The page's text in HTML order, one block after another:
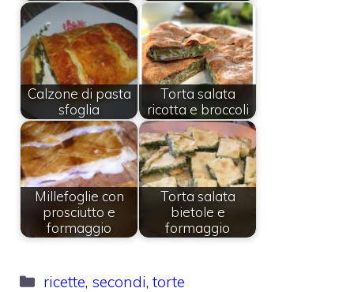
Calzone di pasta
sfoglia
Torta salata
ricotta e broccoli
Millefoglie con
prosciutto e
formaggio
Torta salata
bietole e
formaggio
Categorie
ricette, secondi,torte